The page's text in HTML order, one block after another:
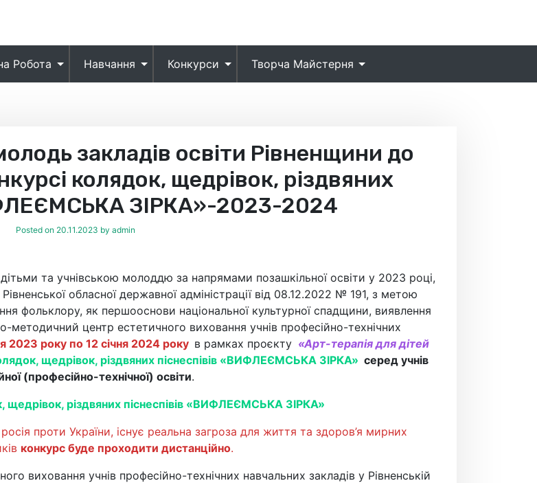
Робота Навчання Конкурси Творча Майстерня
закладів освіти Рівненщини до
колядок, щедрівок, різдвяних
ЗІРКА»-2023-2024
Posted on 20.11.2023 by admin
та учнівською молоддю за напрямами позашкільної освіти у 2023 році,
обласної державної адміністрації від 08.12.2022 № 191, з метою
фольклору, як першооснови національної культурної спадщини, виявлення
центр естетичного виховання учнів професійно-технічних
2023 року по 12 січня 2024 року в рамках проєкту «Арт-терапія для дітей
щедрівок, різдвяних піснеспівів «ВИФЛЕЄМСЬКА ЗІРКА» серед учнів
(професійно-технічної) освіти.
щедрівок, різдвяних піснеспівів «ВИФЛЕЄМСЬКА ЗІРКА»
проти України, існує реальна загроза для життя та здоров’я мирних
конкурс буде проходити дистанційно.
виховання учнів професійно-технічних навчальних закладів у Рівненській